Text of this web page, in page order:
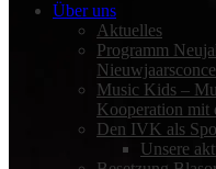
Über uns
Aktuelles
Programm
Music Kids –
Kooperation mit
Den IVK als
Unsere